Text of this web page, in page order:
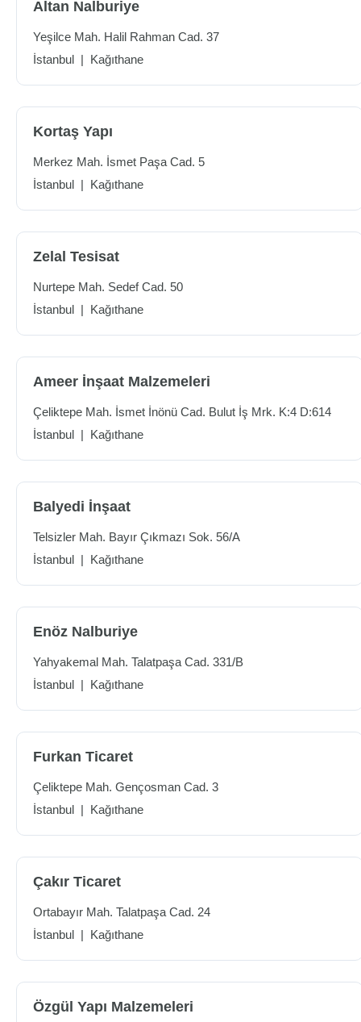
Altan Nalburiye
Yeşilce Mah. Halil Rahman Cad. 37
İstanbul | Kağıthane
Kortaş Yapı
Merkez Mah. İsmet Paşa Cad. 5
İstanbul | Kağıthane
Zelal Tesisat
Nurtepe Mah. Sedef Cad. 50
İstanbul | Kağıthane
Ameer İnşaat Malzemeleri
Çeliktepe Mah. İsmet İnönü Cad. Bulut İş Mrk. K:4 D:614
İstanbul | Kağıthane
Balyedi İnşaat
Telsizler Mah. Bayır Çıkmazı Sok. 56/A
İstanbul | Kağıthane
Enöz Nalburiye
Yahyakemal Mah. Talatpaşa Cad. 331/B
İstanbul | Kağıthane
Furkan Ticaret
Çeliktepe Mah. Gençosman Cad. 3
İstanbul | Kağıthane
Çakır Ticaret
Ortabayır Mah. Talatpaşa Cad. 24
İstanbul | Kağıthane
Özgül Yapı Malzemeleri